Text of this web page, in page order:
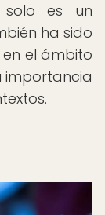
es un
ha sido
el ámbito
importancia